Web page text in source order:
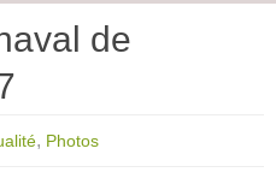
de
, Photos